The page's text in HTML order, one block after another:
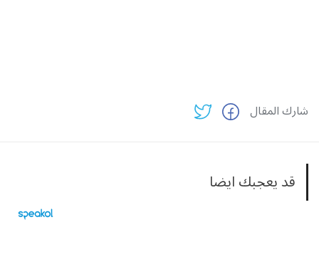
شارك المقال
قد يعجبك ايضا